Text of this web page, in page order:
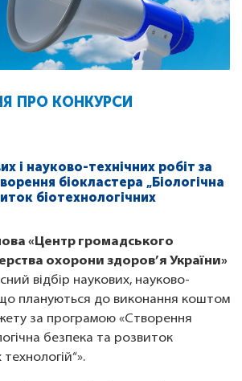
ПРО КОНКУРСИ
і науково-технічних робіт за
біокластера „Біологічна
біотехнологічних
«Центр громадського
охорони здоров’я України»
відбір наукових, науково-
що плануються до виконання коштом
за програмою «Створення
безпека та розвиток